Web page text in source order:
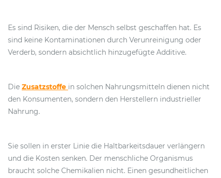
Es sind Risiken, die der Mensch selbst geschaffen hat. Es
sind keine Kontaminationen durch Verunreinigung oder
Verderb, sondern absichtlich hinzugefügte Additive.
Die Zusatzstoffe in solchen Nahrungsmitteln dienen nicht
den Konsumenten, sondern den Herstellern industrieller
Nahrung.
Sie sollen in erster Linie die Haltbarkeitsdauer verlängern
und die Kosten senken. Der menschliche Organismus
braucht solche Chemikalien nicht. Einen gesundheitlichen